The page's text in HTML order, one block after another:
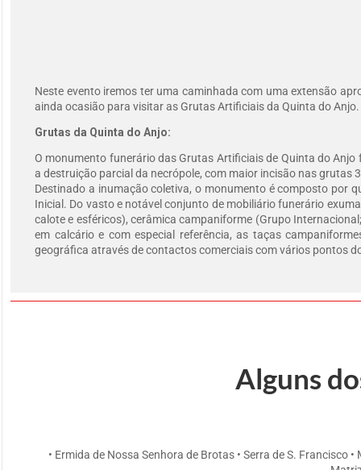
Neste evento iremos ter uma caminhada com uma extensão
ainda ocasião para visitar as Grutas Artificiais da Quinta do
Grutas da Quinta do Anjo:
O monumento funerário das Grutas Artificiais de Quinta do
a destruição parcial da necrópole, com maior incisão nas grutas
Destinado a inumação coletiva, o monumento é composto por
Inicial. Do vasto e notável conjunto de mobiliário funerário
calote e esféricos), cerâmica campaniforme (Grupo
em calcário e com especial referência, as taças
geográfica através de contactos comerciais com vários pontos
Alguns
• Ermida de Nossa Senhora de Brotas • Serra de S. Francisco